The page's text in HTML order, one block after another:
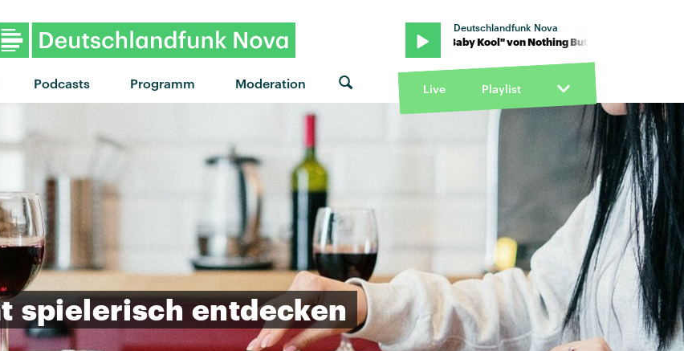
Podcasts Programm Moderation
Deutschlandfunk Nova
"Baby Kool" von Nothing But Thieves · "Baby Kool" von Nothing But Thieves · "Baby Kool" von
Live Playlist
spielerisch entdecken